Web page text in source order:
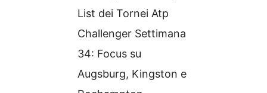
List dei Tornei Atp
Challenger Settimana
34: Focus su
Augsburg, Kingston e